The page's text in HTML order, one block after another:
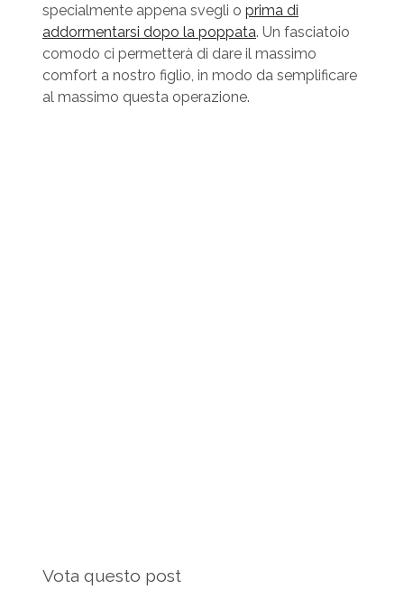
specialmente appena svegli o prima di
addormentarsi dopo la poppata. Un fasciatoio
comodo ci permetterà di dare il massimo
comfort a nostro figlio, in modo da semplificare
al massimo questa operazione.
Vota questo post